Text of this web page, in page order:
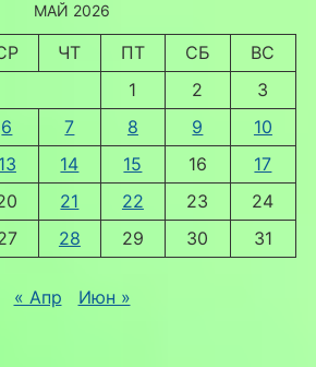
МАЙ 2026
ЧТ ПТ СБ
ВС
1
2
3
6 7 8 9
10
13 14 15 16
17
21 22 23
24
28 29 30 31
« Апр Июн »